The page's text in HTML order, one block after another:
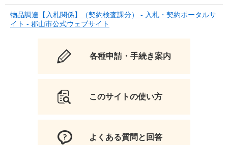
物品調達【入札関係】（契約検査課分） - 入札・契約ポータルサ
イト - 郡山市公式ウェブサイト
各種申請・手続き案内
このサイトの使い方
よくある質問と回答